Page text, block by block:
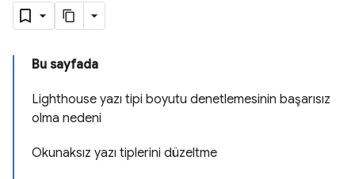
Bu sayfada
Lighthouse yazı tipi boyutu denetlemesinin başarısız
olma nedeni
Okunaksız yazı tiplerini düzeltme